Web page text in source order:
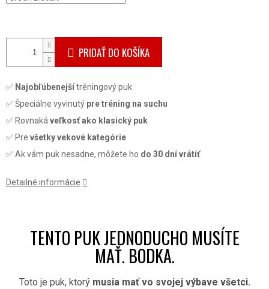
PRIDAŤ DO KOŠÍKA
✅ Najobľúbenejšítréningový puk
✅ Špeciálne vyvinutý pre tréning na suchu
✅ Rovnakáveľkosť ako klasický puk
✅ Pre všetky vekové kategórie
✅ Ak vám puk nesadne, môžete ho do 30 dní vrátiť
Detailné informácie
TENTO PUK JEDNODUCHO MUSÍTE
MAŤ. BODKA.
Toto je puk, ktorý musia mať vo svojej výbave všetci.